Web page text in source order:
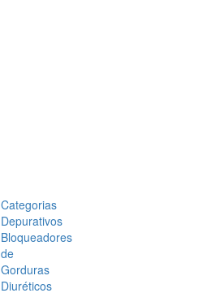
Categorias
Depurativos
Bloqueadores
de
Gorduras
Diuréticos